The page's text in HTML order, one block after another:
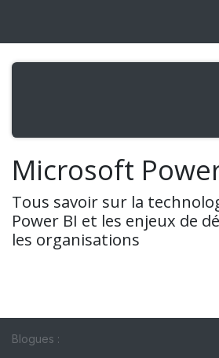
Microsoft
Tous savoir sur la
Power BI et les enjeux de
les organisations
Blogues :